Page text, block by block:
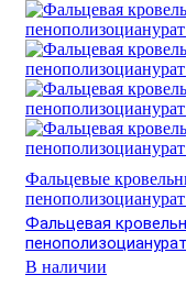
Фальцевые
Фальцевая
В наличии